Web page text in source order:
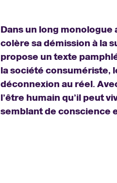
Dans un long monologue
colère sa démission à la
propose un texte
la société consumériste,
déconnexion au réel.
l’être humain qu’il peut
semblant de conscience